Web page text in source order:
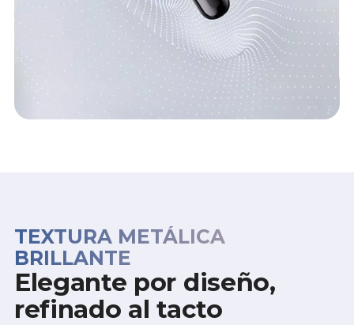
TEXTURA METÁLICA
BRILLANTE
Elegante por diseño,
refinado al tacto